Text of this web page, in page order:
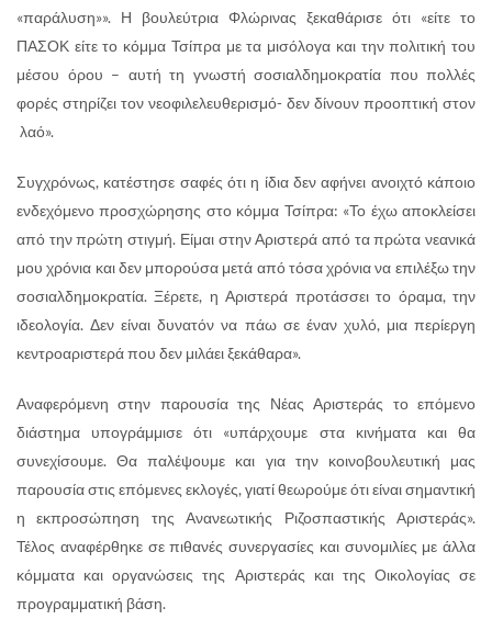
«παράλυση»». Η βουλεύτρια Φλώρινας ξεκαθάρισε ότι «είτε το
ΠΑΣΟΚ είτε το κόμμα Τσίπρα με τα μισόλογα και την πολιτική του
μέσου όρου – αυτή τη γνωστή σοσιαλδημοκρατία που πολλές
φορές στηρίζει τον νεοφιλελευθερισμό- δεν δίνουν προοπτική στον
λαό».
Συγχρόνως, κατέστησε σαφές ότι η ίδια δεν αφήνει ανοιχτό κάποιο
ενδεχόμενο προσχώρησης στο κόμμα Τσίπρα: «Το έχω αποκλείσει
από την πρώτη στιγμή. Είμαι στην Αριστερά από τα πρώτα νεανικά
μου χρόνια και δεν μπορούσα μετά από τόσα χρόνια να επιλέξω την
σοσιαλδημοκρατία. Ξέρετε, η Αριστερά προτάσσει το όραμα, την
ιδεολογία. Δεν είναι δυνατόν να πάω σε έναν χυλό, μια περίεργη
κεντροαριστερά που δεν μιλάει ξεκάθαρα».
Αναφερόμενη στην παρουσία της Νέας Αριστεράς το επόμενο
διάστημα υπογράμμισε ότι «υπάρχουμε στα κινήματα και θα
συνεχίσουμε. Θα παλέψουμε και για την κοινοβουλευτική μας
παρουσία στις επόμενες εκλογές, γιατί θεωρούμε ότι είναι σημαντική
η εκπροσώπηση της Ανανεωτικής Ριζοσπαστικής Αριστεράς».
Τέλος αναφέρθηκε σε πιθανές συνεργασίες και συνομιλίες με άλλα
κόμματα και οργανώσεις της Αριστεράς και της Οικολογίας σε
προγραμματική βάση.